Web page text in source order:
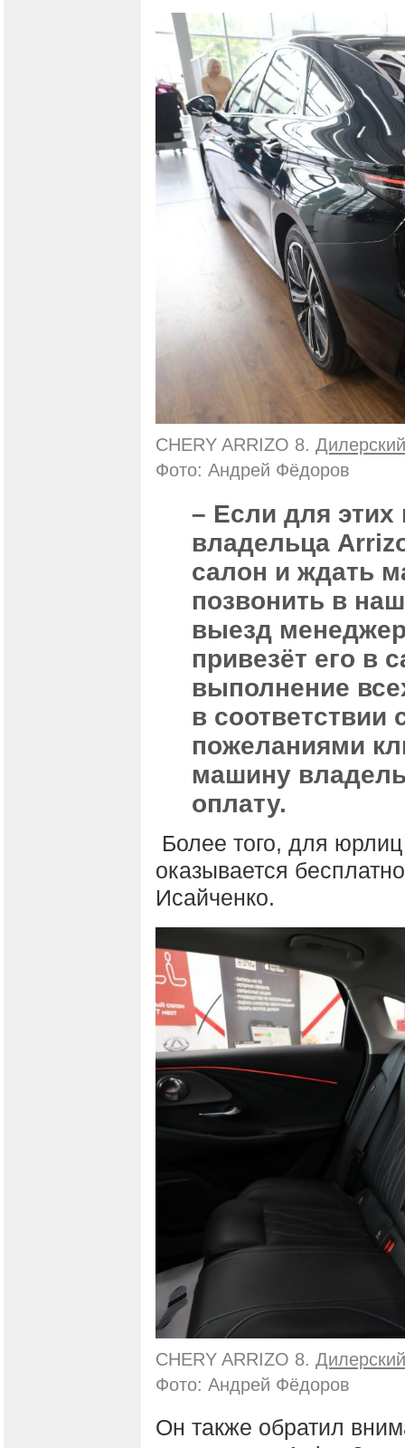
CHERY ARRIZO 8.
Фото: Андрей Фёдоров
– Если для этих
владельца
салон и ждать
позвонить в
выезд
привезёт его в
выполнение
в соответствии
пожеланиями
машину
оплату.
Более того, для
оказывается
Исайченко.
CHERY ARRIZO 8.
Фото: Андрей Фёдоров
Он также обратил